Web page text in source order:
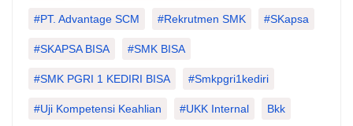
#PT. Advantage SCM #Rekrutmen SMK #SKapsa
#SKAPSA BISA #SMK BISA
#SMK PGRI 1 KEDIRI BISA #smkpgri1kediri
#Uji Kompetensi Keahlian #UKK Internal Bkk